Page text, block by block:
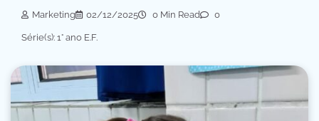
Marketing 02/12/2025 0 Min Read 0
Série(s): 1° ano E.F.